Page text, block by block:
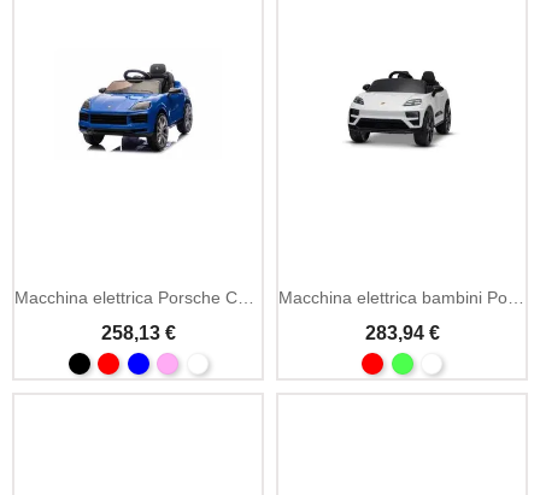
Macchina elettrica Porsche Cayenne 12V MP3 sospensioni
258,13 €
Macchina elettrica bambini Porsche Macan 12V
283,94 €